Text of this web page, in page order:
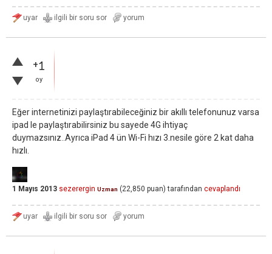
+1
oy
Eğer internetinizi paylaştırabileceğiniz bir akıllı telefonunuz varsa
ipad le paylaştırabilirsiniz bu sayede 4G ihtiyaç
duymazsınız..Ayrıca iPad 4 ün Wi-Fi hızı 3.nesile göre 2 kat daha
hızlı.
1 Mayıs 2013 sezerergin Uzman (22,850 puan) tarafından cevaplandı